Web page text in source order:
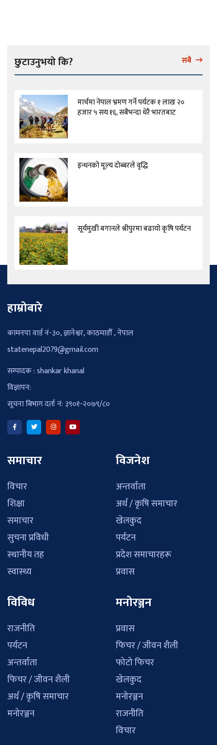
छुटाउनुभयो कि? सबै
मार्चमा नेपाल भ्रमण गर्ने पर्यटक १ लाख २०
हजार ५ सय १६, सबैभन्दा धेरै भारतबाट
इन्धनको मूल्य दोब्बरले वृद्धि
सूर्यमुखी बगानले श्रीपुरमा बढायो कृषि पर्यटन
हाम्रोबारे
कामनपा वार्ड नं-३०, ज्ञानेश्वर, काठमाडौँ , नेपाल
statenepal2079@gmail.com
सम्पादक : shankar khanal
विज्ञापन:
सूचना बिभाग दर्ता नं: ३९०१-२०७९/८०
समाचार
विचार
शिक्षा
समाचार
सुचना प्रविधी
स्थानीय तह
स्वास्थ्य
विजनेश
अन्तर्वाता
अर्थ / कृषि समाचार
खेलकुद
पर्यटन
प्रदेश समाचारहरू
प्रवास
विविध
राजनीति
पर्यटन
अन्तर्वाता
फिचर / जीवन शैली
अर्थ / कृषि समाचार
मनोरञ्जन
मनोरञ्जन
प्रवास
फिचर / जीवन शैली
फोटो फिचर
खेलकुद
मनोरञ्जन
राजनीति
विचार